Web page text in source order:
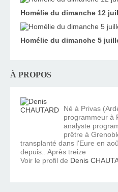
Homélie du dimanche 12
Homélie du dimanche 5
À PROPOS
Né à Privas
programmeur à
analyste
prêtre à
transplanté dans l'Eure en
depuis.. Après treize
Voir le profil de Denis